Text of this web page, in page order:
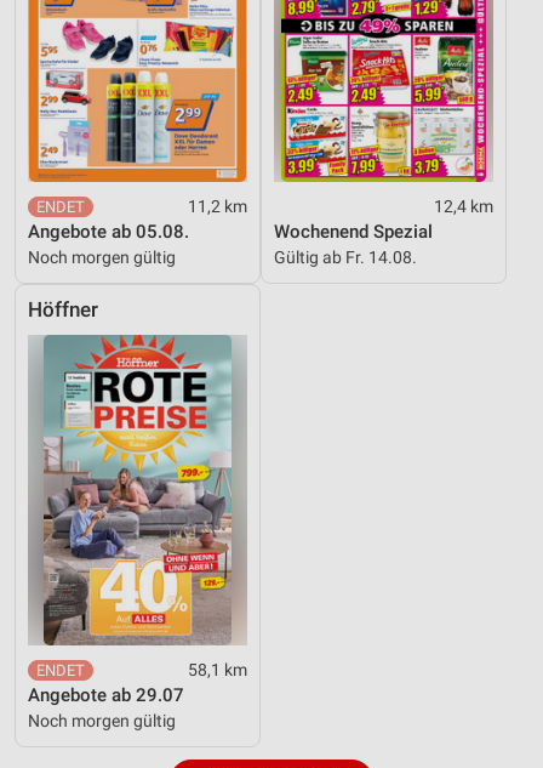
11,2 km
Angebote ab 05.08.
Noch morgen gültig
12,4 km
Wochenend Spezial
Gültig ab Fr. 14.08.
Höffner
58,1 km
Angebote ab 29.07
Noch morgen gültig
Verwendung reduzierter Daten zur Auswahl von
Inhalten
IAB-Besonderheiten:
Verwendung genauer Standortdaten
Geräte anhand von aktiv angeforderten
Informationen identifizieren
Nicht-IAB-Verarbeitungszwecke:
Notwendig
Performance
Funktional
Werbung